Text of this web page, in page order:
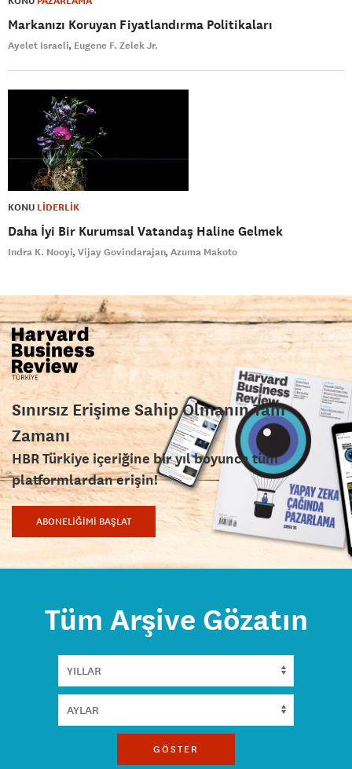
Markanızı Koruyan Fiyatlandırma Politikaları
Ayelet Israeli Eugene F. Zelek Jr.
KONU LİDERLİK
Daha İyi Bir Kurumsal Vatandaş Haline Gelmek
Indra K. Nooyi Vijay Govindarajan Azuma Makoto
Sınırsız Erişime Sahip Olmanın Tam
Zamanı
HBR Türkiye içeriğine bir yıl boyunca tüm
platformlardan erişin!
ABONELİĞİMİ BAŞLAT
Tüm Arşive Gözatın
GÖSTER